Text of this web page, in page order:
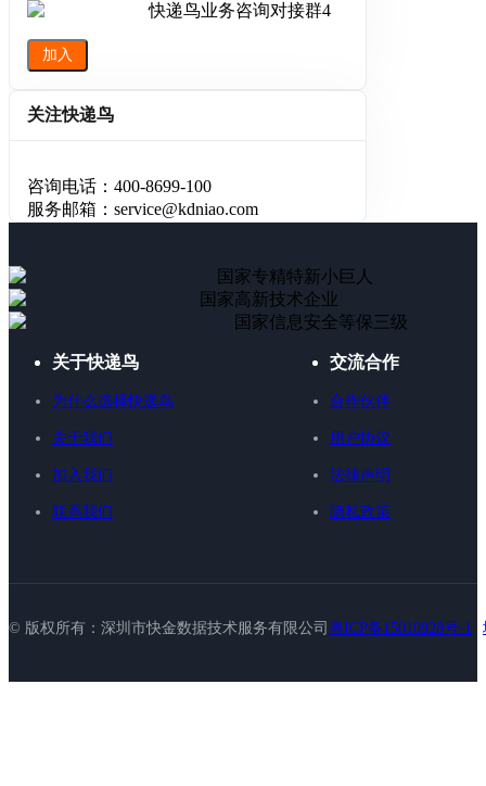
快递鸟业务咨询对接群4
加入
关注快递鸟
咨询电话：400-8699-100
服务邮箱：service@kdniao.com
国家专精特新小巨人
国家高新技术企业
国家信息安全等保三级
关于快递鸟
为什么选择快递鸟
关于我们
加入我们
联系我们
交流合作
合作伙伴
用户协议
法律声明
隐私政策
© 版权所有：深圳市快金数据技术服务有限公司 粤ICP备15010928号-1